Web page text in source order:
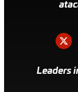
Leaders